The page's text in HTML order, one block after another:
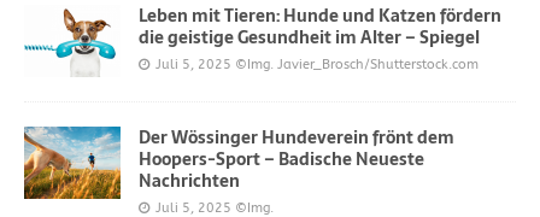
Leben mit Tieren: Hunde und Katzen fördern
die geistige Gesundheit im Alter – Spiegel
Juli 5, 2025 ©Img. Javier_Brosch/Shutterstock.com
Der Wössinger Hundeverein frönt dem
Hoopers-Sport – Badische Neueste
Nachrichten
Juli 5, 2025 ©Img.